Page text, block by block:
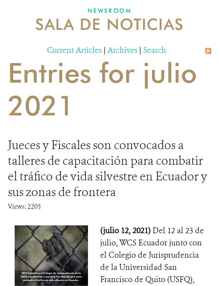
MECANISMO DE ATENCIÓN DE QUEJAS Y RECLAMOS
DONA
NEWSROOM
SALA DE NOTICIAS
Current Articles | Archives | Search
Entries for julio
2021
Jueces y Fiscales son convocados a
talleres de capacitación para combatir
el tráfico de vida silvestre en Ecuador y
sus zonas de frontera
Views: 2205
(julio 12, 2021)Del 12 al 23 de
julio, WCS Ecuador junto con
el Colegio de Jurisprudencia
de la Universidad San
Francisco de Quito (USFQ),